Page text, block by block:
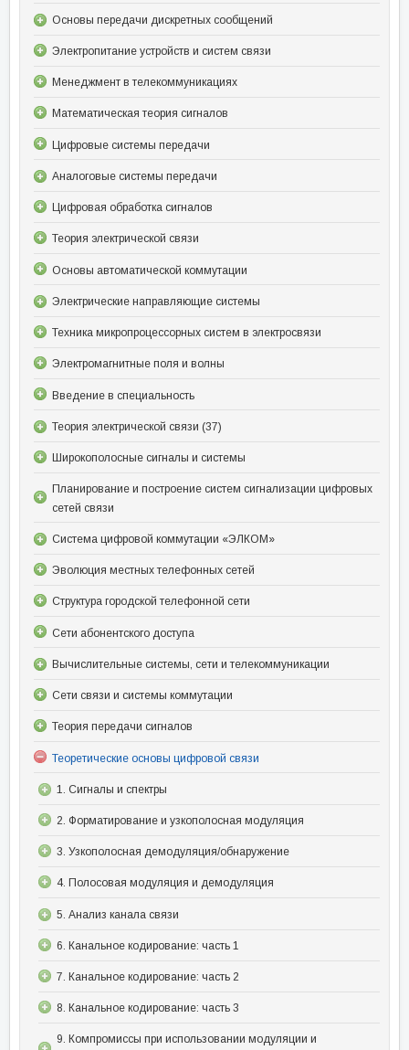
Основы передачи дискретных сообщений
Электропитание устройств и систем связи
Менеджмент в телекоммуникациях
Математическая теория сигналов
Цифровые системы передачи
Аналоговые системы передачи
Цифровая обработка сигналов
Теория электрической связи
Основы автоматической коммутации
Электрические направляющие системы
Техника микропроцессорных систем в электросвязи
Электромагнитные поля и волны
Введение в специальность
Теория электрической связи (37)
Широкополосные сигналы и системы
Планирование и построение систем сигнализации цифровых
сетей связи
Система цифровой коммутации «ЭЛКОМ»
Эволюция местных телефонных сетей
Структура городской телефонной сети
Сети абонентского доступа
Вычислительные системы, сети и телекоммуникации
Сети связи и системы коммутации
Теория передачи сигналов
Теоретические основы цифровой связи
1. Сигналы и спектры
2. Форматирование и узкополосная модуляция
3. Узкополосная демодуляция/обнаружение
4. Полосовая модуляция и демодуляция
5. Анализ канала связи
6. Канальное кодирование: часть 1
7. Канальное кодирование: часть 2
8. Канальное кодирование: часть 3
9. Компромиссы при использовании модуляции и